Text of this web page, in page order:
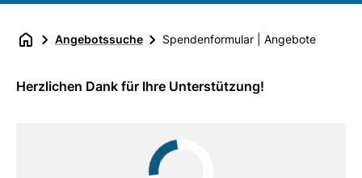
Angebotssuche Spendenformular | Angebote
Herzlichen Dank für Ihre Unterstützung!